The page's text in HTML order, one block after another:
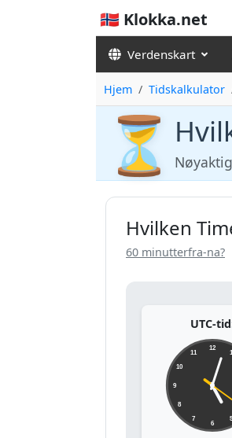
🇳🇴 Klokka.net
Verdenskart
Hjem Tidskalkulator
⏳
Hvilken
60 minutterfra-na?
UTC-
12
6
7
8
9
10
11